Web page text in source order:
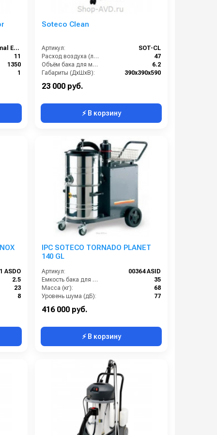
Soteco Optimal Extractor Small
11
1350
1
Soteco Clean
Артикул:
SOT-CL
Расход воздуха (л/сек):
47
Объём бака для моющего средства (л):
6.2
Габариты (ДхШхВ):
390х390х590
23 000 руб.
⚡ В корзину
ASDO
2.5
23
8
IPC SOTECO TORNADO PLANET
140 GL
Артикул:
00364 ASID
Емкость бака для мусора (л):
35
Масса (кг):
68
Уровень шума (дБ):
77
416 000 руб.
⚡ В корзину